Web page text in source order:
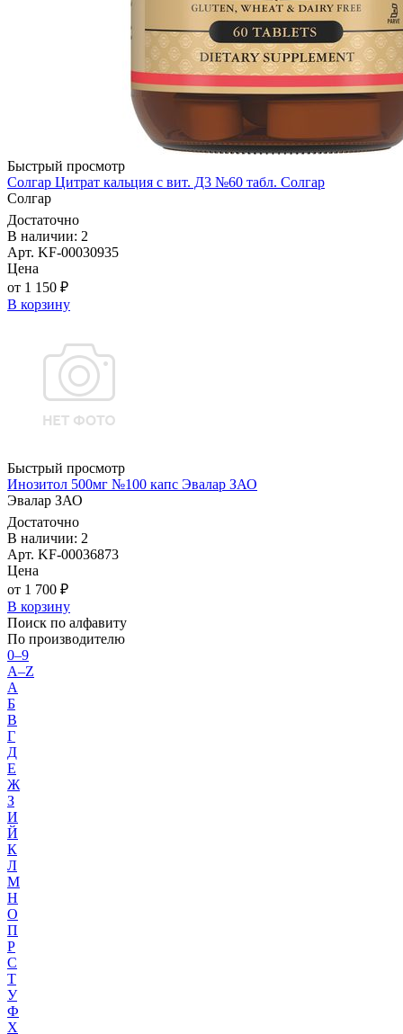
Быстрый просмотр
Солгар Цитрат кальция с вит. Д3 №60 табл. Солгар
Солгар
Достаточно
В наличии: 2
Арт. KF-00030935
Цена
от 1 150 ₽
В корзину
Быстрый просмотр
Инозитол 500мг №100 капс Эвалар ЗАО
Эвалар ЗАО
Достаточно
В наличии: 2
Арт. KF-00036873
Цена
от 1 700 ₽
В корзину
Поиск по алфавиту
По производителю
0–9
A–Z
А
Б
В
Г
Д
Е
Ж
З
И
Й
К
Л
М
Н
О
П
Р
С
Т
У
Ф
Х